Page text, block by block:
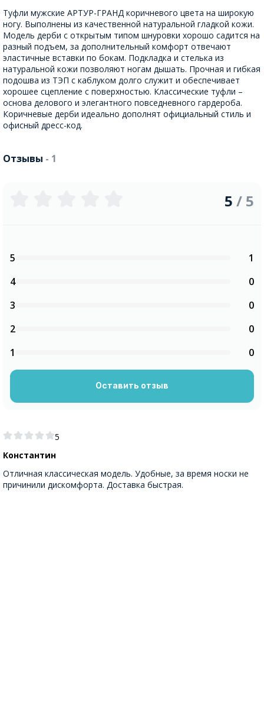
Туфли мужские АРТУР-ГРАНД коричневого цвета на широкую
ногу. Выполнены из качественной натуральной гладкой кожи.
Модель дерби с открытым типом шнуровки хорошо садится на
разный подъем, за дополнительный комфорт отвечают
эластичные вставки по бокам. Подкладка и стелька из
натуральной кожи позволяют ногам дышать. Прочная и гибкая
подошва из ТЭП с каблуком долго служит и обеспечивает
хорошее сцепление с поверхностью. Классические туфли –
основа делового и элегантного повседневного гардероба.
Коричневые дерби идеально дополнят официальный стиль и
офисный дресс-код.
Отзывы - 1
5
Константин
Отличная классическая модель. Удобные, за время носки не
причинили дискомфорта. Доставка быстрая.
5 / 5
5
1
4
0
3
0
2
0
1
0
Оставить отзыв